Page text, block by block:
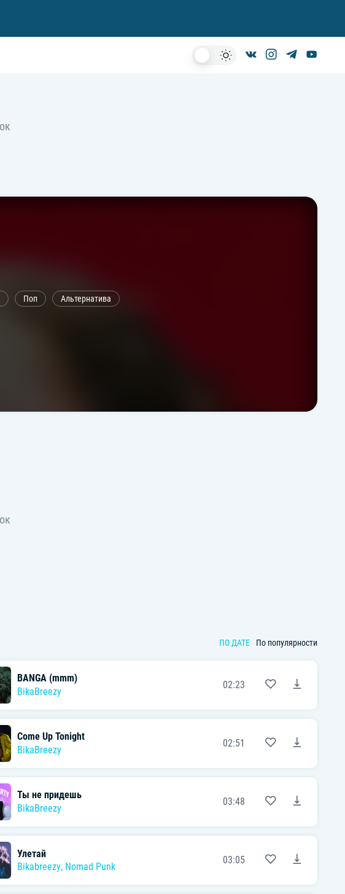
Поп Альтернатива
ПО ДАТЕ По популярности
BANGA (mmm)
BikaBreezy
02:23
Come Up Tonight
BikaBreezy
02:51
Ты не придешь
BikaBreezy
03:48
Улетай
Bikabreezy, Nomad Punk
03:05